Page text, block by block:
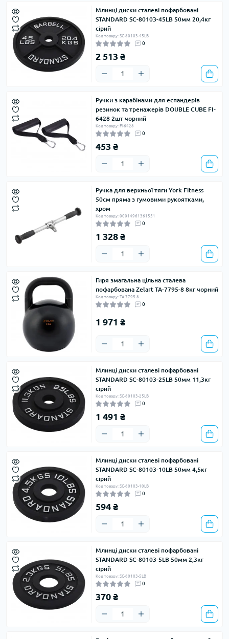
Млинці диски сталеві пофарбовані
STANDARD SC-80103-45LB 50мм 20,4кг
сірий
Код товару: SC-80103-45LB
0
2 513 ₴
Ручки з карабінами для еспандерів
резинок та тренажерів DOUBLE CUBE FI-
6428 2шт чорний
Код товару: FI-6428
0
453 ₴
Ручка для верхньої тяги York Fitness
50см пряма з гумовими рукоятками,
хром
Код товару: 00014961361551
0
1 328 ₴
Гиря змагальна цільна сталева
пофарбована Zelart TA-7795-8 8кг чорний
Код товару: TA-7795-8
0
1 971 ₴
Млинці диски сталеві пофарбовані
STANDARD SC-80103-25LB 50мм 11,3кг
сірий
Код товару: SC-80103-25LB
0
1 491 ₴
Млинці диски сталеві пофарбовані
STANDARD SC-80103-10LB 50мм 4,5кг
сірий
Код товару: SC-80103-10LB
0
594 ₴
Млинці диски сталеві пофарбовані
STANDARD SC-80103-5LB 50мм 2,3кг
сірий
Код товару: SC-80103-5LB
0
370 ₴